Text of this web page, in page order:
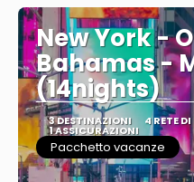
New York -
Bahamas -
(14nights)
3 DESTINAZIONI 4 RETE
1 ASSICURAZIONI
Pacchetto vacanze